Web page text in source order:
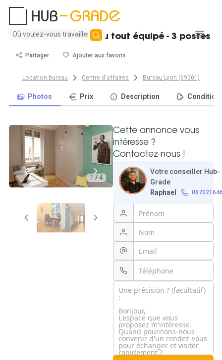
Aucun
trouvé
Location d'un bureau tout équipé - 3 postes
Partager Ajouter aux favoris
Location bureau Centre d'affaires Bureau Lyon (69001)
Photos Prix Description
1 / 4
Cette annonce vous
intéresse ?
Contactez-nous !
Votre conseiller Hub-
Grade
Raphael